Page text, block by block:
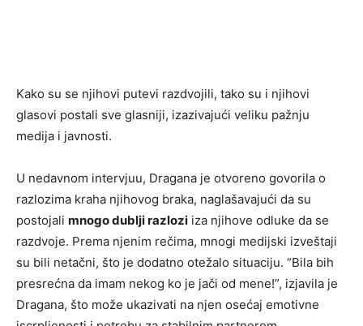
Kako su se njihovi putevi razdvojili, tako su i njihovi
glasovi postali sve glasniji, izazivajući veliku pažnju
medija i javnosti.
U nedavnom intervjuu, Dragana je otvoreno govorila o
razlozima kraha njihovog braka, naglašavajući da su
postojali mnogo dublji razlozi iza njihove odluke da se
razdvoje. Prema njenim rečima, mnogi medijski izveštaji
su bili netačni, što je dodatno otežalo situaciju. “Bila bih
presrećna da imam nekog ko je jači od mene!”, izjavila je
Dragana, što može ukazivati na njen osećaj emotivne